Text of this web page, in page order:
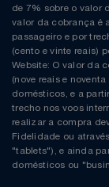
de 7% sobre o valor
valor da cobrança é
passageiro e por
(cento e vinte reais)
Website: O valor da
(nove reais e
domésticos, e a
trecho nos voos
realizar a compra
Fidelidade ou
"tablets"), e ainda
domésticos ou